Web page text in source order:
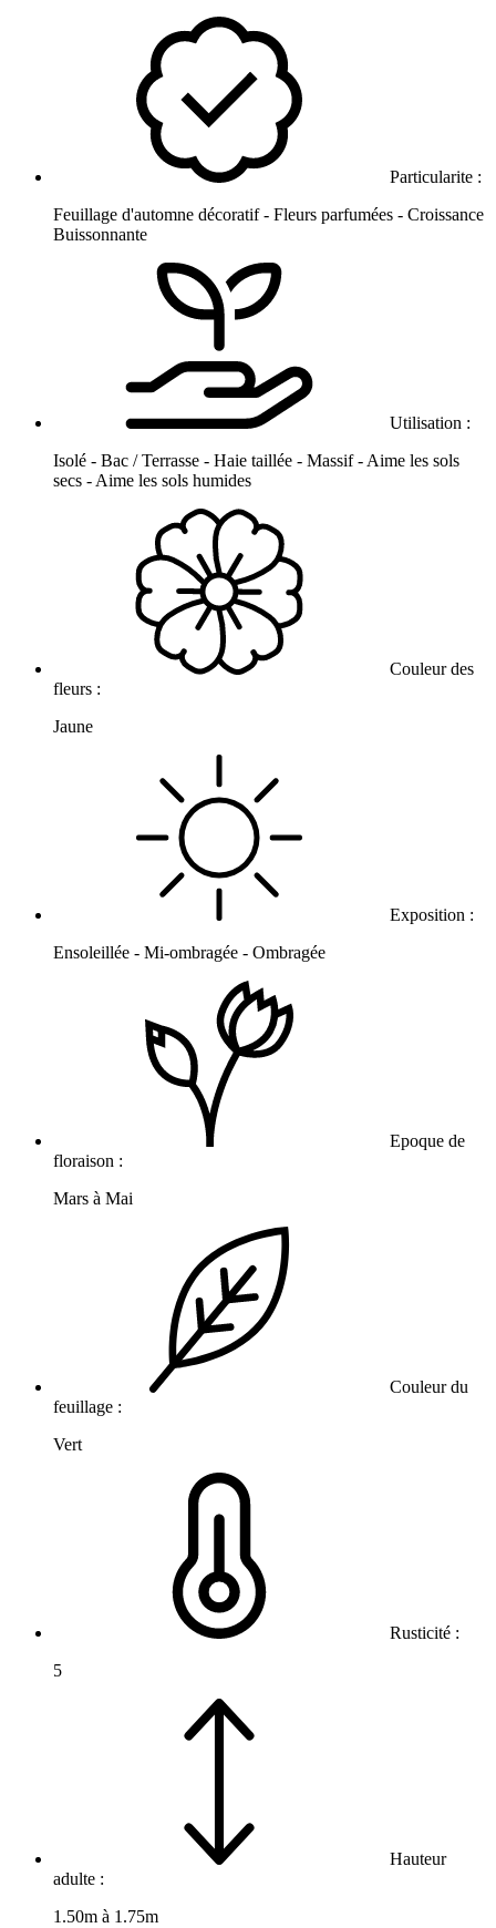
Particularite :
Feuillage d'automne décoratif - Fleurs parfumées - Croissance
Buissonnante
Utilisation :
Isolé - Bac / Terrasse - Haie taillée - Massif - Aime les sols
secs - Aime les sols humides
Couleur des
fleurs :
Jaune
Exposition :
Ensoleillée - Mi-ombragée - Ombragée
Epoque de
floraison :
Mars à Mai
Couleur du
feuillage :
Vert
Rusticité :
5
Hauteur
adulte :
1.50m à 1.75m